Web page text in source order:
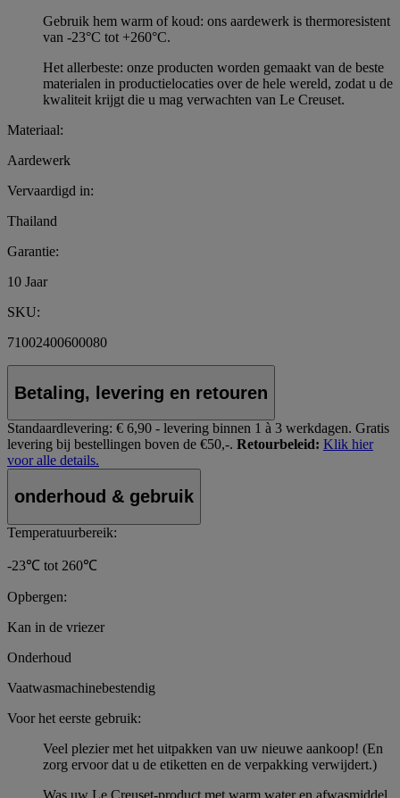
Gebruik hem warm of koud: ons aardewerk is thermoresistent
van -23°C tot +260°C.
Het allerbeste: onze producten worden gemaakt van de beste
materialen in productielocaties over de hele wereld, zodat u de
kwaliteit krijgt die u mag verwachten van Le Creuset.
Materiaal:
Aardewerk
Vervaardigd in:
Thailand
Garantie:
10 Jaar
SKU:
71002400600080
Betaling, levering en retouren
Standaardlevering: € 6,90 - levering binnen 1 à 3 werkdagen. Gratis
levering bij bestellingen boven de €50,-. Retourbeleid: Klik hier
voor alle details.
onderhoud & gebruik
Temperatuurbereik:
-23℃ tot 260℃
Opbergen:
Kan in de vriezer
Onderhoud
Vaatwasmachinebestendig
Voor het eerste gebruik:
Veel plezier met het uitpakken van uw nieuwe aankoop! (En
zorg ervoor dat u de etiketten en de verpakking verwijdert.)
Was uw Le Creuset-product met warm water en afwasmiddel,